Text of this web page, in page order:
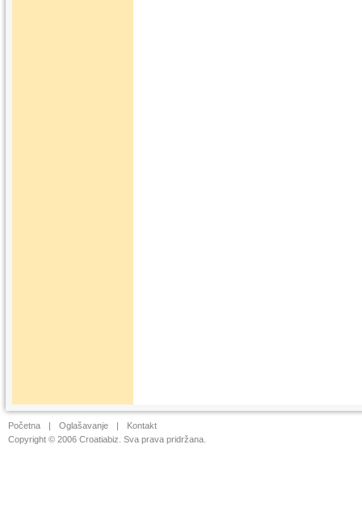
Početna | Oglašavanje |
Kontakt
Copyright © 2006 Croatiabiz. Sva prava pridržana.